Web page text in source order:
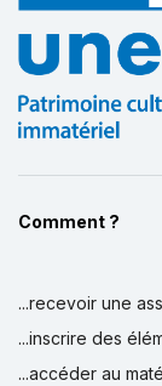
Comment ?
...recevoir une
...inscrire des
...accéder au